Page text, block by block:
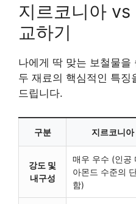
지르코니아 vs
교하기
나에게 딱 맞는 보철물을
두 재료의 핵심적인 특징
드립니다.
구분 지르코니아
강도 및
내구성
매우 우수 (인공
아몬드 수준의
함)